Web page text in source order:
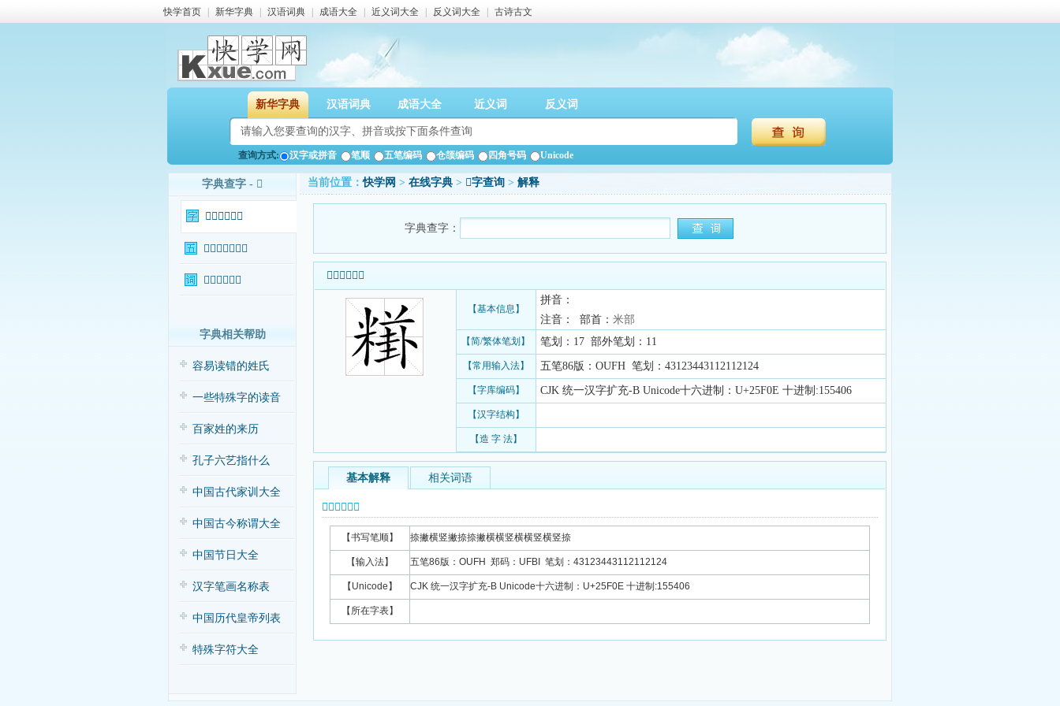
快学首页 新华字典 汉语词典 成语大全 近义词大全 反义词大全 古诗古文
新华字典 汉语词典 成语大全 近义词 反义词
查询方式: 汉字或拼音 笔顺 五笔编码 仓颉编码 四角号码 Unicode
字典查字 - 𥼎
𥼎字基本信息
𥼎字输入法查询
𥼎字相关词语
字典相关帮助
容易读错的姓氏
一些特殊字的读音
百家姓的来历
孔子六艺指什么
中国古代家训大全
中国古今称谓大全
中国节日大全
汉字笔画名称表
中国历代皇帝列表
特殊字符大全
当前位置：快学网 > 在线字典 > 𥼎字查询 > 解释
字典查字：
𥼎字基本信息
【基本信息】
拼音：
注音： 部首： 米部
【简/繁体笔划】 笔划：17 部外笔划：11
【常用输入法】 五笔86版：OUFH 笔划：43123443112112124
【字库编码】 CJK 统一汉字扩充-B Unicode十六进制：U+25F0E 十进制:155406
【汉字结构】
【造 字 法】
基本解释 相关词语
𥼎字基本信息
【书写笔顺】 捺撇横竖撇捺捺撇横横竖横横竖横竖捺
【输入法】 五笔86版：OUFH 郑码：UFBI 笔划：43123443112112124
【Unicode】 CJK 统一汉字扩充-B Unicode十六进制：U+25F0E 十进制:155406
【所在字表】